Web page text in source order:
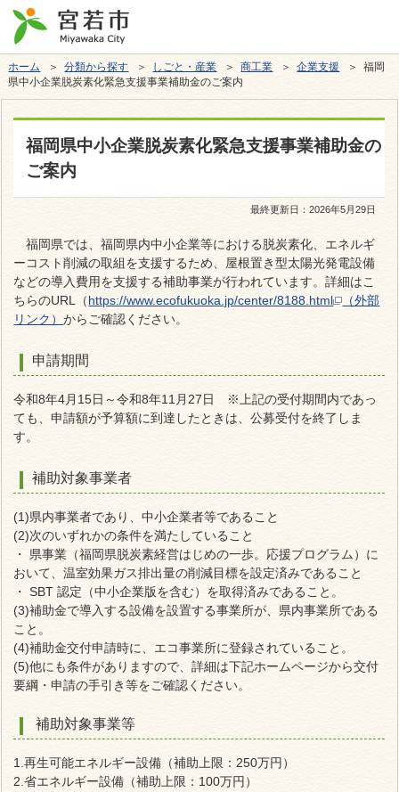
ホーム ＞分類から探す ＞ しごと・産業 ＞商工業 ＞企業支援
＞ 福岡
県中小企業脱炭素化緊急支援事業補助金のご案内
福岡県中小企業脱炭素化緊急支援事業補助金の
ご案内
最終更新日：2026年5月29日
福岡県では、福岡県内中小企業等における脱炭素化、エネルギ
ーコスト削減の取組を支援するため、屋根置き型太陽光発電設備
などの導入費用を支援する補助事業が行われています。詳細はこ
ちらのURL（https://www.ecofukuoka.jp/center/8188.html
（外部
リンク）からご確認ください。
申請期間
令和8年4月15日～令和8年11月27日 ※上記の受付期間内であっ
ても、申請額が予算額に到達したときは、公募受付を終了しま
す。
補助対象事業者
(1)県内事業者であり、中小企業者等であること
(2)次のいずれかの条件を満たしていること
・ 県事業（福岡県脱炭素経営はじめの一歩。応援プログラム）に
おいて、温室効果ガス排出量の削減目標を設定済みであること
・ SBT 認定（中小企業版を含む）を取得済みであること。
(3)補助金で導入する設備を設置する事業所が、県内事業所である
こと。
(4)補助金交付申請時に、エコ事業所に登録されていること。
(5)他にも条件がありますので、詳細は下記ホームページから交付
要綱・申請の手引き等をご確認ください。
補助対象事業等
1.再生可能エネルギー設備（補助上限：250万円）
2.省エネルギー設備（補助上限：100万円）